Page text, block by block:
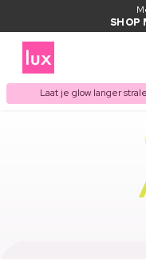
SHOP
Laat je glow langer